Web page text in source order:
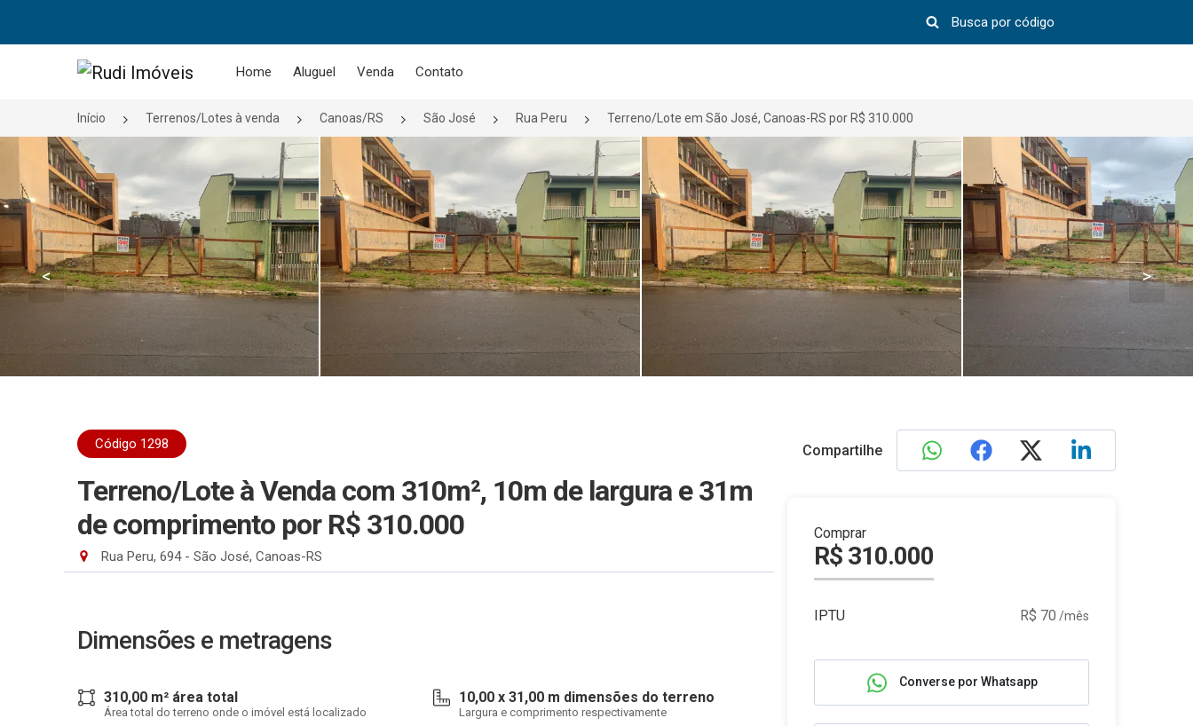
Página inicial Home Aluguel Venda Contato
Início Terrenos/Lotes à venda Canoas/RS São José Rua Peru Terreno/Lote em São José, Canoas-RS por R$ 310.000
< >
Código 1298
Terreno/Lote à Venda com 310m², 10m de largura e 31m
de comprimento por R$ 310.000
Rua Peru, 694 - São José, Canoas-RS
Dimensões e metragens
310,00 m² área total
Área total do terreno onde o imóvel está localizado
10,00 x 31,00 m dimensões do terreno
Largura e comprimento respectivamente
Compartilhe
Comprar
R$ 310.000
IPTU R$ 70 /mês
Converse por Whatsapp